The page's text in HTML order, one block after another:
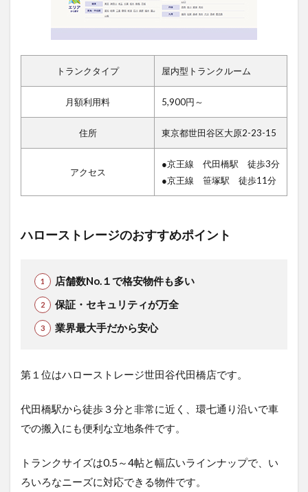
トランクタイプ 屋内型トランクルーム
月額利用料 5,900円～
住所 東京都世田谷区大原2-23-15
アクセス
●京王線 代田橋駅 徒歩3分
●京王線 笹塚駅 徒歩11分
ハローストレージのおすすめポイント
店舗数No.１で格安物件も多い
保証・セキュリティが万全
業界最大手だから安心
第１位はハローストレージ世田谷代田橋店です。
代田橋駅から徒歩３分と非常に近く、環七通り沿いで車
での搬入にも便利な立地条件です。
トランクサイズは0.5～4帖と幅広いラインナップで、い
ろいろなニーズに対応できる物件です。